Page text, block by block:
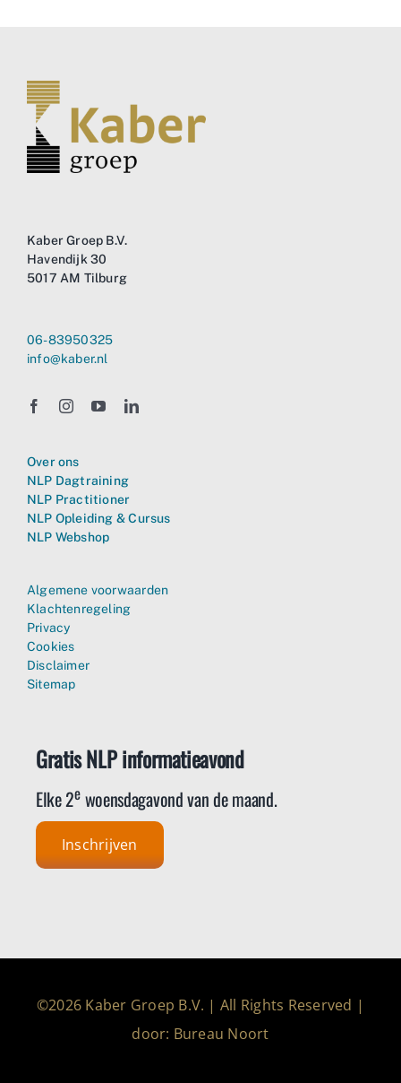
Kaber Groep B.V.
Havendijk 30
5017 AM Tilburg
06-83950325
info@kaber.nl
Over ons
NLP Dagtraining
NLP Practitioner
NLP Opleiding & Cursus
NLP Webshop
Algemene voorwaarden
Klachtenregeling
Privacy
Cookies
Disclaimer
Sitemap
Gratis NLP informatieavond
Elke 2ewoensdagavond van de maand.
Inschrijven
©2026 Kaber Groep B.V. | All Rights Reserved |
door: Bureau Noort